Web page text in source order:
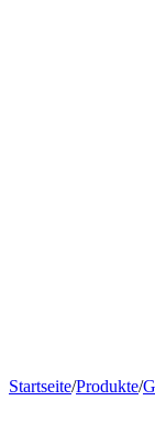
Startseite/Produkte/